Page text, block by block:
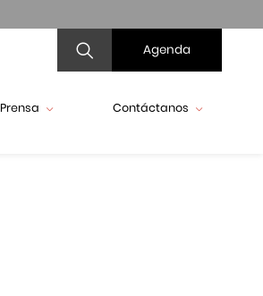
Agenda
Prensa Contáctanos